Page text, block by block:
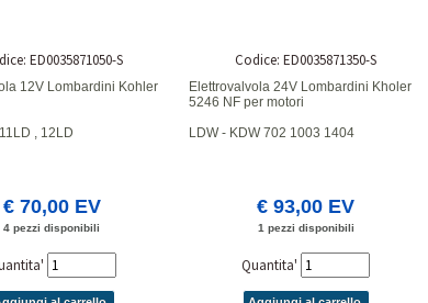
ED0035871050-S
12V Lombardini Kohler
, 12LD
€ 70,00 EV
4 pezzi disponibili
Codice: ED0035871350-S
Elettrovalvola 24V Lombardini Kholer
5246 NF per motori
LDW - KDW 702 1003 1404
€ 93,00 EV
1 pezzi disponibili
Quantita'